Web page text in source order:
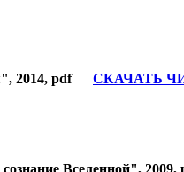
2014, pdf СКАЧАТЬ